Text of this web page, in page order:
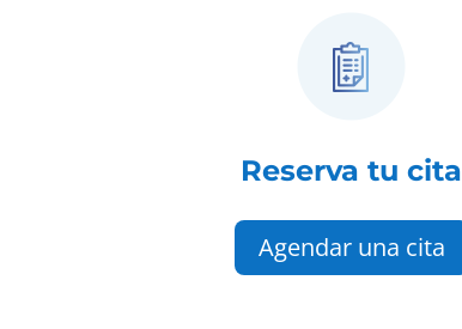
Reserva tu cita
Agendar una cita